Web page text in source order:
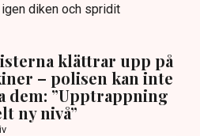
igen diken och spridit
klättrar upp på
– polisen kan inte
dem: ”Upptrappning
ny nivå”